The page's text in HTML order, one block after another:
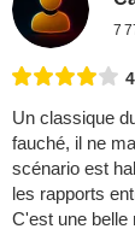
7
Un classique
fauché, il ne
scénario est
les rapports
C'est une belle